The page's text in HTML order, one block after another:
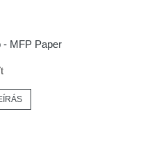
- MFP Paper